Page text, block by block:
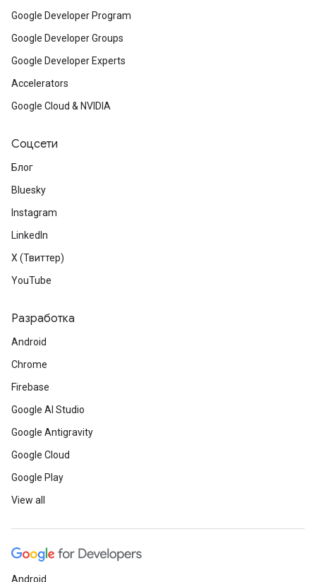
Google Developer Program
Google Developer Groups
Google Developer Experts
Accelerators
Google Cloud & NVIDIA
Соцсети
Блог
Bluesky
Instagram
LinkedIn
X (Твиттер)
YouTube
Разработка
Android
Chrome
Firebase
Google AI Studio
Google Antigravity
Google Cloud
Google Play
View all
Android